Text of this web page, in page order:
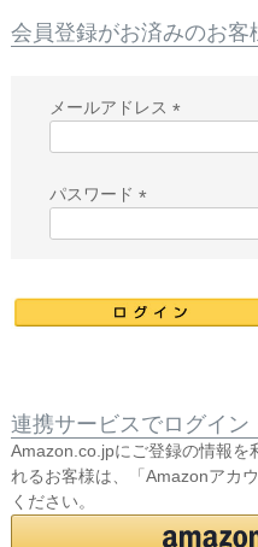
会員登録がお済みのお客
メールアドレス
)
パスワード
)
連携サービスでログイン
Amazon.co.jpにご登録の情報を
れるお客様は、「Amazonアカ
ください。